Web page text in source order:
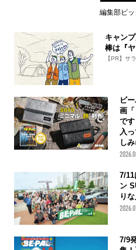
編集部ピ
キャン
棒は『ヤ
【PR】サ
ビ
画
で
入
しみ
7/
ン
り
7/9